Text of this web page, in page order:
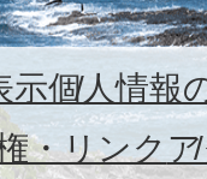
示個人情報
・リンク